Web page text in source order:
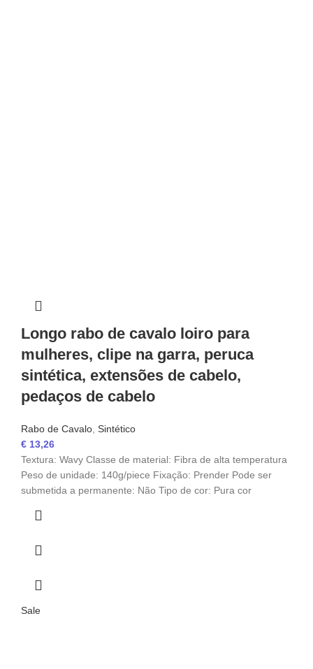
Longo rabo de cavalo loiro para
mulheres, clipe na garra, peruca
sintética, extensões de cabelo,
pedaços de cabelo
Rabo de Cavalo, Sintético
€ 13,26
Textura: Wavy Classe de material: Fibra de alta temperatura
Peso de unidade: 140g/piece Fixação: Prender Pode ser
submetida a permanente: Não Tipo de cor: Pura cor
Sale